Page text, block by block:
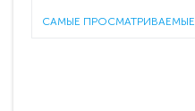
САМЫЕ ПРОСМАТРИВАЕМЫЕ